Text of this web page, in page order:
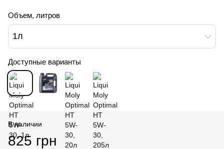
Объем, литров
1л
Доступные варианты
В наличии
825 грн